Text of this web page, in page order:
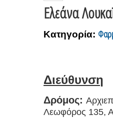
Ελεάνα
Κατηγορία:
Διεύθυνση
Δρόμος:
Λεωφόρος 135,